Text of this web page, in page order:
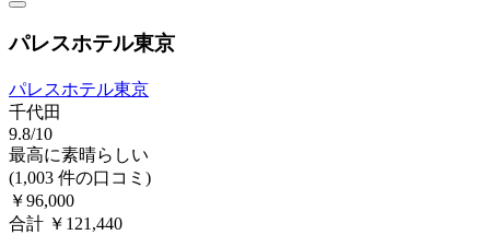
パレスホテル東京
パレスホテル東京
千代田
9.8/10
最高に素晴らしい
(1,003 件の口コミ)
￥96,000
合計 ￥121,440